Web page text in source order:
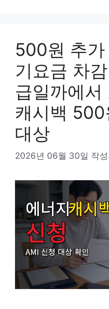
500원 추가
기요금 차
급일까에서
캐시백 500
대상
2026년 06월 30일 작